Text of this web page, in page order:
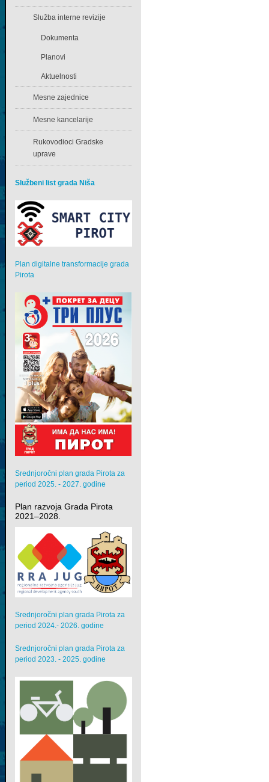
Služba interne revizije
Dokumenta
Planovi
Aktuelnosti
Mesne zajednice
Mesne kancelarije
Rukovodioci Gradske
uprave
Službeni list grada Niša
Plan digitalne transformacije grada
Pirota
Srednjoročni plan grada Pirota za
period 2025. - 2027. godine
Plan razvoja Grada Pirota
2021–2028.
Srednjoročni plan grada Pirota za
period 2024.- 2026. godine
Srednjoročni plan grada Pirota za
period 2023. - 2025. godine